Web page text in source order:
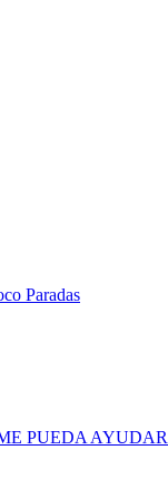
Paradas
PUEDA AYUDAR